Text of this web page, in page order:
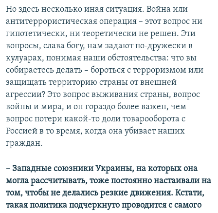
Но здесь несколько иная ситуация. Война или
антитеррористическая операция – этот вопрос ни
гипотетически, ни теоретически не решен. Эти
вопросы, слава богу, нам задают по-дружески в
кулуарах, понимая наши обстоятельства: что вы
собираетесь делать – бороться с терроризмом или
защищать территорию страны от внешней
агрессии? Это вопрос выживания страны, вопрос
войны и мира, и он гораздо более важен, чем
вопрос потери какой-то доли товарооборота с
Россией в то время, когда она убивает наших
граждан.
–​ Западные союзники Украины, на которых она
могла рассчитывать, тоже постоянно настаивали на
том, чтобы не делались резкие движения. Кстати,
такая политика подчеркнуто проводится с самого